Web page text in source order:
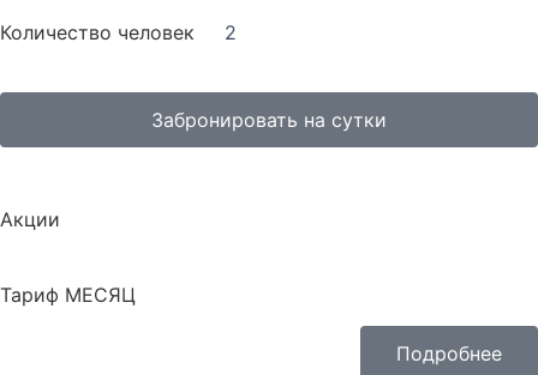
Количество человек 2
Забронировать на сутки
Акции
Тариф МЕСЯЦ
Подробнее